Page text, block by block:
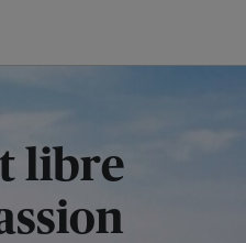
libre